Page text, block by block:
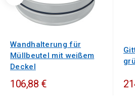
Wandhalterung für
Müllbeutel mit weißem
Deckel
106,88 €